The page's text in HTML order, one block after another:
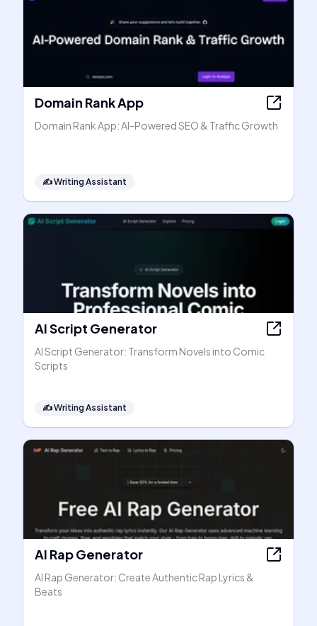
Domain Rank App
Domain Rank App: AI-Powered SEO & Traffic Growth
✍️Writing Assistant
AI Script Generator
AI Script Generator: Transform Novels into Comic
Scripts
✍️Writing Assistant
AI Rap Generator
AI Rap Generator: Create Authentic Rap Lyrics &
Beats